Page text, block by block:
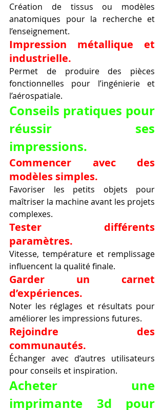
Création de tissus ou modèles
anatomiques pour la recherche et
l’enseignement.
Impression métallique et
industrielle.
Permet de produire des pièces
fonctionnelles pour l’ingénierie et
l’aérospatiale.
Conseils pratiques pour
réussir ses
impressions.
Commencer avec des
modèles simples.
Favoriser les petits objets pour
maîtriser la machine avant les projets
complexes.
Tester différents
paramètres.
Vitesse, température et remplissage
influencent la qualité finale.
Garder un carnet
d’expériences.
Noter les réglages et résultats pour
améliorer les impressions futures.
Rejoindre des
communautés.
Échanger avec d’autres utilisateurs
pour conseils et inspiration.
Acheter une
imprimante 3d pour